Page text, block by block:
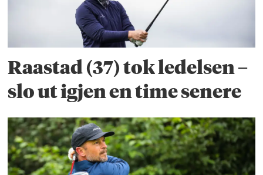
Raastad (37) tok ledelsen –
slo ut igjen en time senere